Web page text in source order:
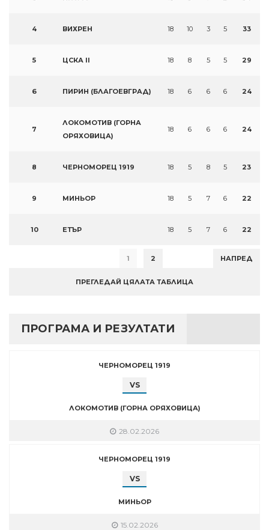
4 ВИХРЕН 18 10 3 5 33
5 ЦСКА II 18 8 5 5 29
6 ПИРИН (БЛАГОЕВГРАД) 18 6 6 6 24
7
ЛОКОМОТИВ (ГОРНА
ОРЯХОВИЦА)
18 6 6 6 24
8 ЧЕРНОМОРЕЦ 1919 18 5 8 5 23
9 МИНЬОР 18 5 7 6 22
10 ЕТЪР 18 5 7 6 22
1 2 НАПРЕД
ПРЕГЛЕДАЙ ЦЯЛАТА ТАБЛИЦА
ПРОГРАМА И РЕЗУЛТАТИ
ЧЕРНОМОРЕЦ 1919
VS
ЛОКОМОТИВ (ГОРНА ОРЯХОВИЦА)
28.02.2026
ЧЕРНОМОРЕЦ 1919
VS
МИНЬОР
15.02.2026